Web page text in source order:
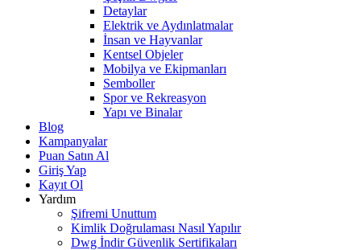
Detaylar
Elektrik ve Aydınlatmalar
İnsan ve Hayvanlar
Kentsel Objeler
Mobilya ve Ekipmanları
Semboller
Spor ve Rekreasyon
Yapı ve Binalar
Blog
Kampanyalar
Puan Satın Al
Giriş Yap
Kayıt Ol
Yardım
Şifremi Unuttum
Kimlik Doğrulaması Nasıl Yapılır
Dwg İndir Güvenlik Sertifikaları